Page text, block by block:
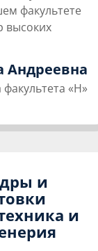
факультете
высоких
Андреевна
«Н»
и
и